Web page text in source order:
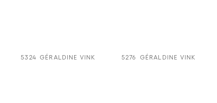
5324 GÉRALDINE VINK 5276 GÉRALDINE VINK